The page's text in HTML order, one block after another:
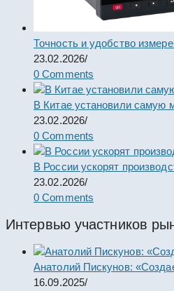
Точность и удобство
23.02.2026/
0 Comments
В Китае установили самую
23.02.2026/
0 Comments
В России ускорят
23.02.2026/
0 Comments
Интервью участников
Анатолий Пискунов:
16.09.2025/